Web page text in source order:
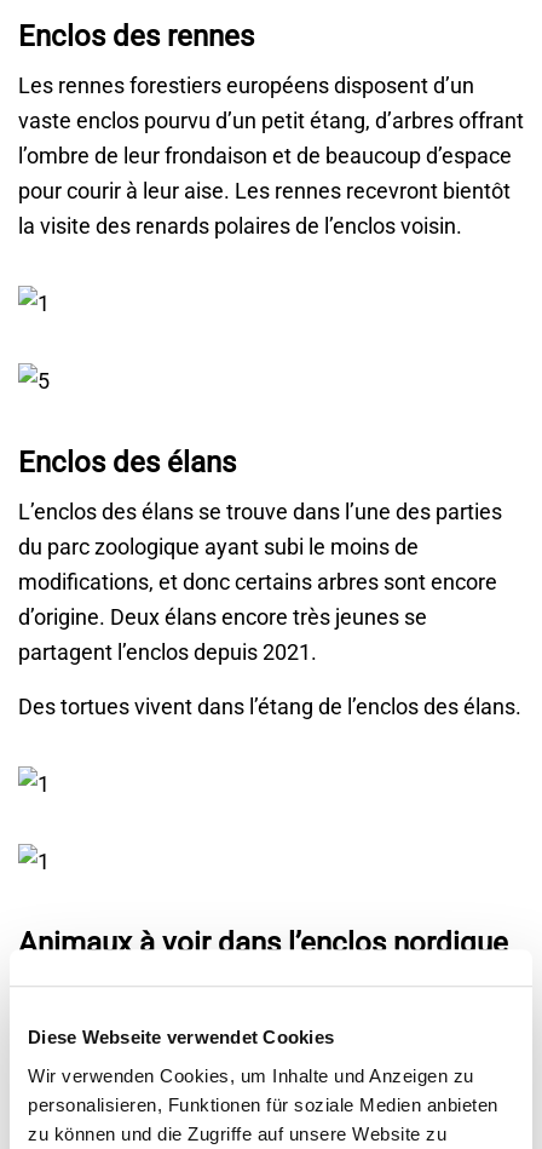
Diese Webseite verwendet Cookies
Wir verwenden Cookies, um Inhalte und Anzeigen zu
personalisieren, Funktionen für soziale Medien anbieten
zu können und die Zugriffe auf unsere Website zu
Enclos des rennes
Les rennes forestiers européens disposent d’un
vaste enclos pourvu d’un petit étang, d’arbres offrant
l’ombre de leur frondaison et de beaucoup d’espace
pour courir à leur aise. Les rennes recevront bientôt
la visite des renards polaires de l’enclos voisin.
Enclos des élans
L’enclos des élans se trouve dans l’une des parties
du parc zoologique ayant subi le moins de
modifications, et donc certains arbres sont encore
d’origine. Deux élans encore très jeunes se
partagent l’enclos depuis 2021.
Des tortues vivent dans l’étang de l’enclos des élans.
Animaux à voir dans l’enclos nordique
Renne forestier européen